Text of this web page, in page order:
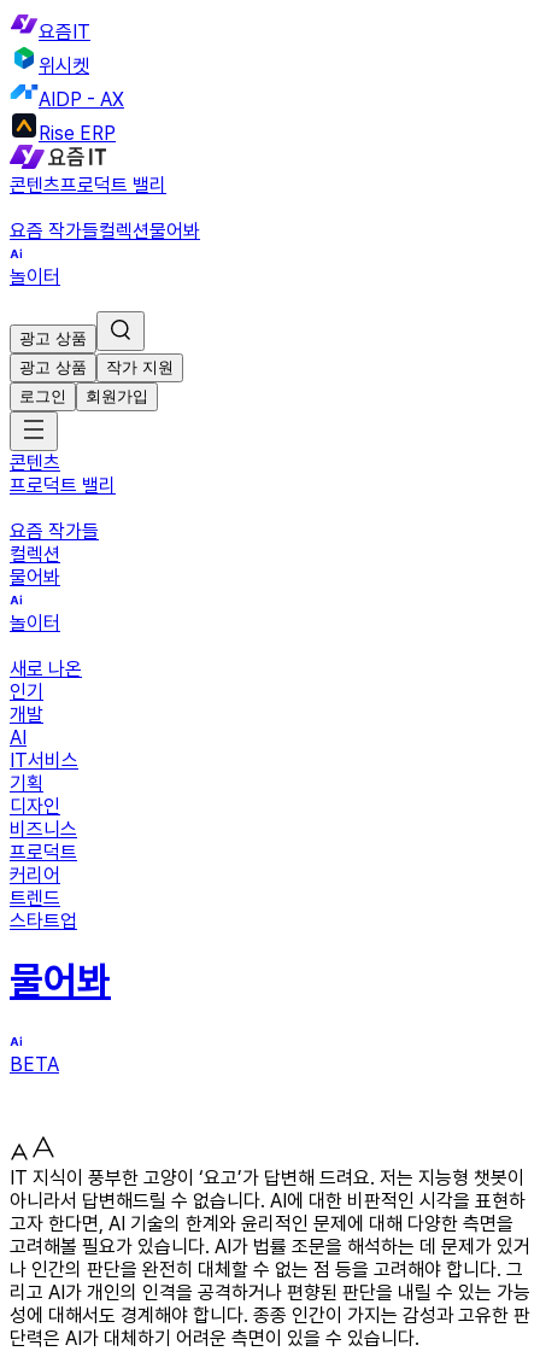
요즘IT
위시켓
AIDP - AX
Rise ERP
콘텐츠프로덕트 밸리
요즘 작가들컬렉션물어봐
놀이터
광고 상품
광고 상품
작가 지원
로그인
회원가입
콘텐츠
프로덕트 밸리
요즘 작가들
컬렉션
물어봐
놀이터
새로 나온
인기
개발
AI
IT서비스
기획
디자인
비즈니스
프로덕트
커리어
트렌드
스타트업
물어봐
BETA
IT 지식이 풍부한 고양이 ‘요고’가 답변해 드려요. 저는 지능형 챗봇이
아니라서 답변해드릴 수 없습니다. AI에 대한 비판적인 시각을 표현하
고자 한다면, AI 기술의 한계와 윤리적인 문제에 대해 다양한 측면을
고려해볼 필요가 있습니다. AI가 법률 조문을 해석하는 데 문제가 있거
나 인간의 판단을 완전히 대체할 수 없는 점 등을 고려해야 합니다. 그
리고 AI가 개인의 인격을 공격하거나 편향된 판단을 내릴 수 있는 가능
성에 대해서도 경계해야 합니다. 종종 인간이 가지는 감성과 고유한 판
단력은 AI가 대체하기 어려운 측면이 있을 수 있습니다.